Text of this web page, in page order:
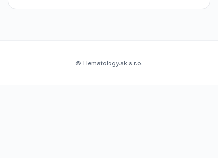
© Hematology.sk s.r.o.